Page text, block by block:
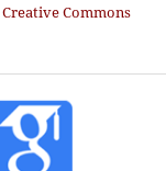
Creative Commons